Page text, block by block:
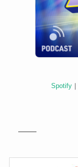
Spotify ｜